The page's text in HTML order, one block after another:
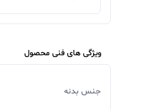
ویژگی های فنی محصول
جنس بدنه